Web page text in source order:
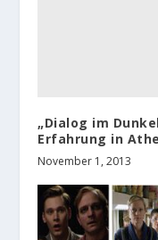
„Dialog im
Erfahrung in
November 1, 2013